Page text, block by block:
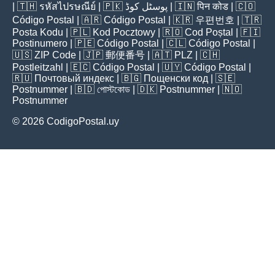
| 🇹🇭 รหัสไปรษณีย์ | 🇵🇰 پوسٹل کوڈ | 🇮🇳पिन कोड | 🇨🇴
Código Postal
| 🇦🇷 Código Postal | 🇰🇷 우편번호
| 🇹🇷
Posta Kodu | 🇵🇱 Kod Pocztowy | 🇷🇴 Cod Poștal
| 🇫🇮
Postinumero | 🇵🇪 Código Postal | 🇨🇱 Código Postal
🇺🇸 ZIP Code | 🇯🇵 郵便番号 | 🇦🇹 PLZ | 🇨🇭
Postleitzahl
| 🇪🇨 Código Postal | 🇺🇾 Código Postal
🇷🇺 Почтовый индекс | 🇧🇬 Пощенски код | 🇸🇪
Postnummer | 🇧🇩 পোস্টকোড | 🇩🇰 Postnummer | 🇳🇴
Postnummer
© 2026 CodigoPostal.uy